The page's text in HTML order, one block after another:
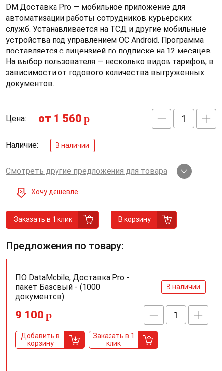
DM.Доставка Pro — мобильное приложение для
автоматизации работы сотрудников курьерских
служб. Устанавливается на ТСД и другие мобильные
устройства под управлением ОС Android. Программа
поставляется с лицензией по подписке на 12 месяцев.
На выбор пользователя — несколько видов тарифов, в
зависимости от годового количества выгруженных
документов.
Цена: от 1 560 p
Наличие: В наличии
Смотреть другие предложения для товара
Хочу дешевле
Заказать в 1 клик В корзину
Предложения по товару:
ПО DataMobile, Доставка Pro -
пакет Базовый - (1000
документов)
В наличии
9 100 p
Добавить в
корзину
Заказать в 1
клик